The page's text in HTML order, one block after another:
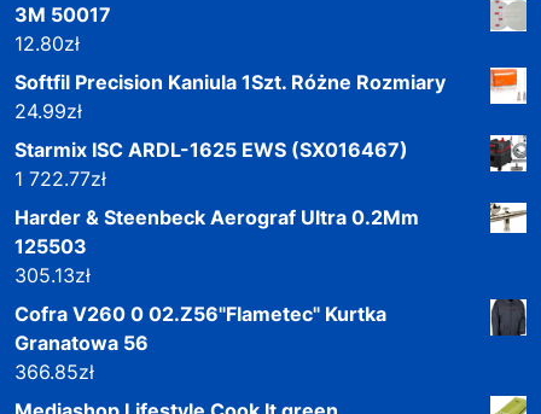
3M 50017
12.80zł
Softfil Precision Kaniula 1Szt. Różne Rozmiary
24.99zł
Starmix ISC ARDL-1625 EWS (SX016467)
1 722.77zł
Harder & Steenbeck Aerograf Ultra 0.2Mm
125503
305.13zł
Cofra V260 0 02.Z56"Flametec" Kurtka
Granatowa 56
366.85zł